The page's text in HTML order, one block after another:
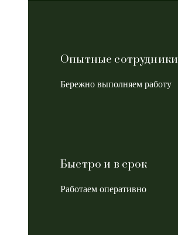
Опытные сотрудники
Бережно выполняем работу
Быстро и в срок
Работаем оперативно